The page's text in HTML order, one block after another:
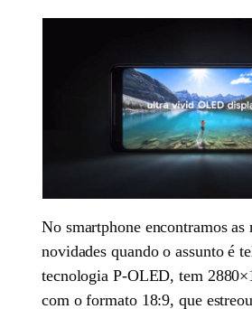
No smartphone encontramos as
novidades quando o assunto é
tecnologia P-OLED, tem
com o formato 18:9, que